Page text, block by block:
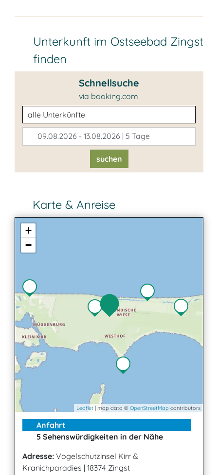
Unterkunft im Ostseebad Zingst
finden
Schnellsuche
via booking.com
Unterkunftsart
09.08.2026 - 13.08.2026 | 5 Tage
suchen
Karte & Anreise
+
−
Leaflet | map data © OpenStreetMap contributors
Anfahrt
5 Sehenswürdigkeiten in der Nähe
Adresse: Vogelschutzinsel Kirr &
Kranichparadies | 18374 Zingst